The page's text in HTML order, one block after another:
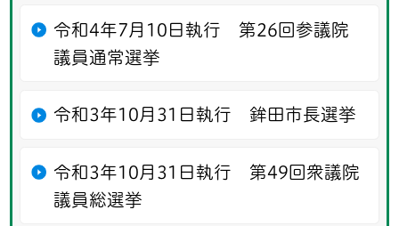
令和4年7月10日執行 第26回参議院
議員通常選挙
令和3年10月31日執行 鉾田市長選挙
令和3年10月31日執行 第49回衆議院
議員総選挙